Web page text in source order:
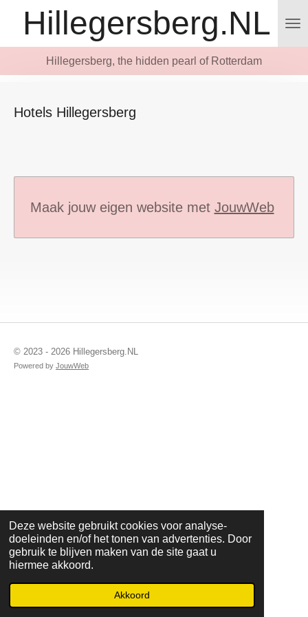
Deze website gebruikt cookies voor analyse-
doeleinden en/of het tonen van advertenties. Door
gebruik te blijven maken van de site gaat u
hiermee akkoord.
Akkoord
direct
naar
Hillegersberg.NL
Hillegersberg, the hidden pearl of Rotterdam
Hotels Hillegersberg
Maak jouw eigen website met JouwWeb
© 2023 - 2026 Hillegersberg.NL
Powered by JouwWeb